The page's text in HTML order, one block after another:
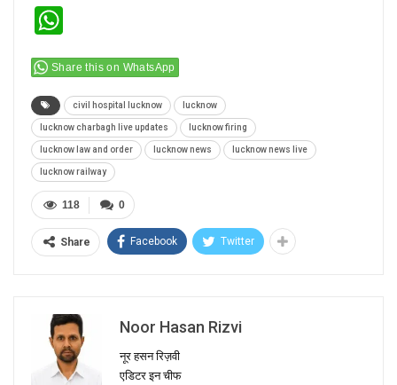
Share this on WhatsApp
civil hospital lucknow lucknow
lucknow charbagh live updates lucknow firing
lucknow law and order lucknow news lucknow news live
lucknow railway
0
118
Share Facebook Twitter
Noor Hasan Rizvi
नूर हसन रिज़वी
एडिटर इन चीफ